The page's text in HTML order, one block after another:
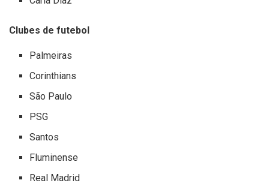
Clubes de futebol
Palmeiras
Corinthians
São Paulo
PSG
Santos
Fluminense
Real Madrid